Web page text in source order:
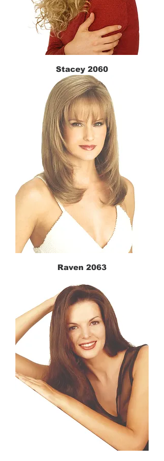
Stacey 2060
Raven 2063